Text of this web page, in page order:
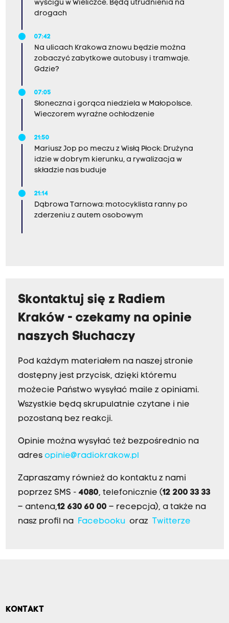
wyścigu w Wieliczce. Będą utrudnienia na
drogach
07:42
Na ulicach Krakowa znowu będzie można
zobaczyć zabytkowe autobusy i tramwaje.
Gdzie?
07:05
Słoneczna i gorąca niedziela w Małopolsce.
Wieczorem wyraźne ochłodzenie
21:50
Mariusz Jop po meczu z Wisłą Płock: Drużyna
idzie w dobrym kierunku, a rywalizacja w
składzie nas buduje
21:14
Dąbrowa Tarnowa: motocyklista ranny po
zderzeniu z autem osobowym
Skontaktuj się z Radiem
Kraków - czekamy na opinie
naszych Słuchaczy
Pod każdym materiałem na naszej stronie
dostępny jest przycisk, dzięki któremu
możecie Państwo wysyłać maile z opiniami.
Wszystkie będą skrupulatnie czytane i nie
pozostaną bez reakcji.
Opinie można wysyłać też bezpośrednio na
adres opinie@radiokrakow.pl
Zapraszamy również do kontaktu z nami
poprzez SMS - 4080, telefonicznie (12 200 33 33
– antena,12 630 60 00 – recepcja), a także na
nasz profil na Facebookuoraz Twitterze
KONTAKT